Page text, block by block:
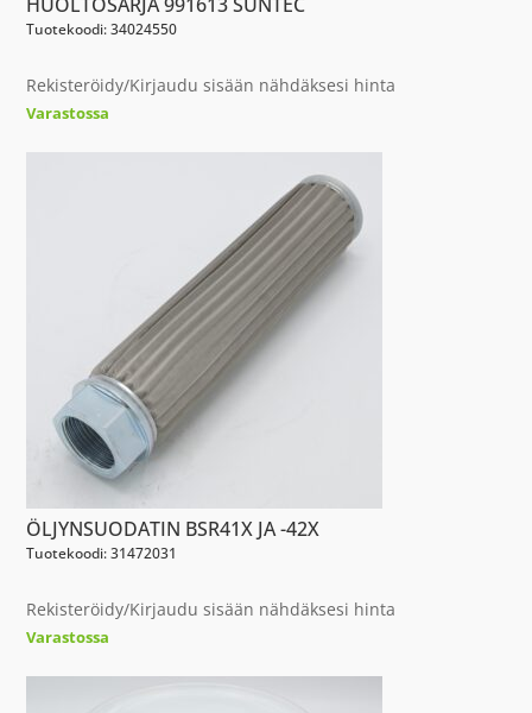
Tuotekoodi: 34024550
Rekisteröidy/Kirjaudu sisään nähdäksesi hinta
Varastossa
ÖLJYNSUODATIN BSR41X JA -42X
Tuotekoodi: 31472031
Rekisteröidy/Kirjaudu sisään nähdäksesi hinta
Varastossa